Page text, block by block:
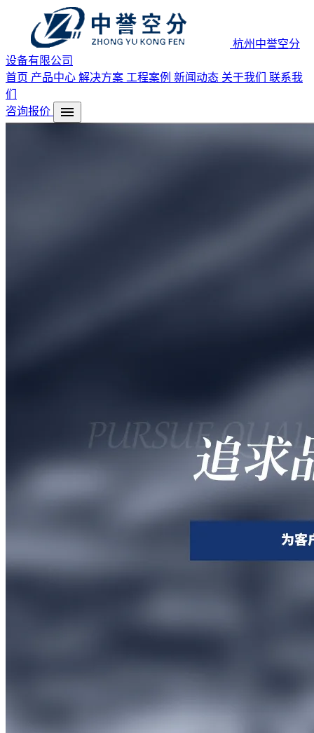
杭州中誉空分
设备有限公司
首页 产品中心 解决方案 工程案例 新闻动态 关于我们 联系我
们
咨询报价
menu